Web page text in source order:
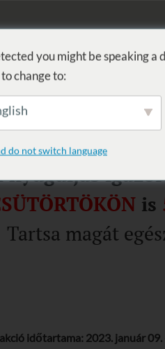
ig Nyugdíjas
nyugdíjas
is
Tartsa magát
időtartama: 2023. január 09.
you might be speaking a
change to:
do not switch language